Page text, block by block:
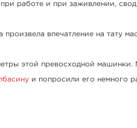
работе и при заживлении,
впечатление на тату
этой превосходной машинки.
и попросили его немного